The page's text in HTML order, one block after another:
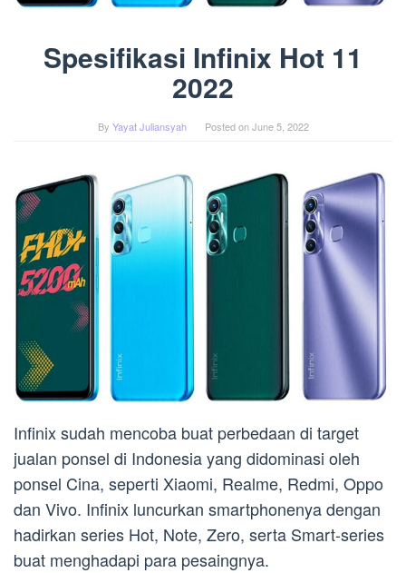
Spesifikasi Infinix Hot 11
2022
By Yayat Juliansyah Posted onJune 5, 2022
Infinix sudah mencoba buat perbedaan di target
jualan ponsel di Indonesia yang didominasi oleh
ponsel Cina, seperti Xiaomi, Realme, Redmi, Oppo
dan Vivo. Infinix luncurkan smartphonenya dengan
hadirkan series Hot, Note, Zero, serta Smart-series
buat menghadapi para pesaingnya.